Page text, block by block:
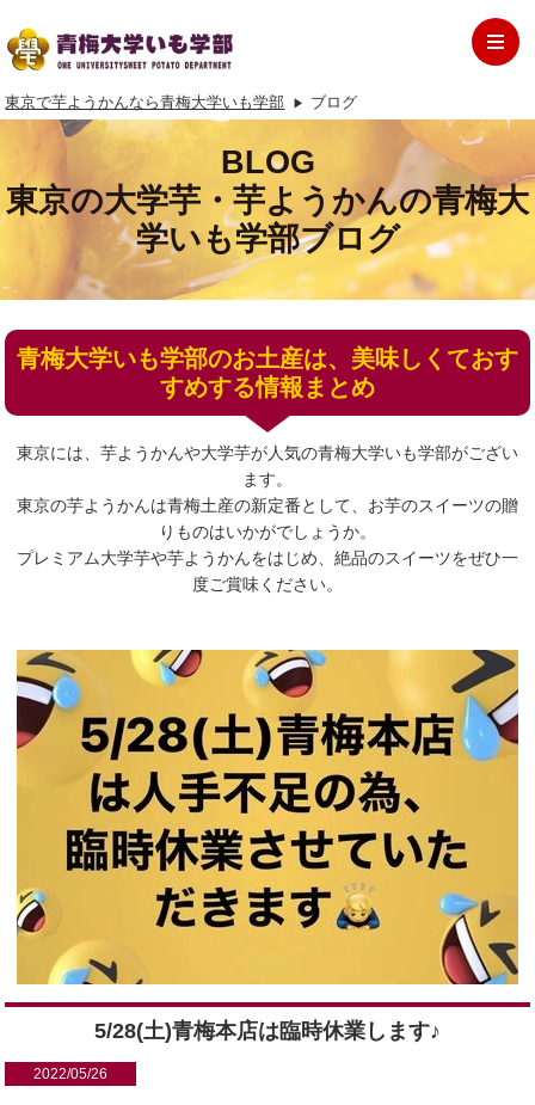
東京で芋ようかんなら青梅大学いも学部 ブログ
BLOG
東京の大学芋・芋ようかんの青梅大
学いも学部ブログ
青梅大学いも学部のお土産は、美味しくておす
すめする情報まとめ
東京には、芋ようかんや大学芋が人気の青梅大学いも学部がござい
ます。
東京の芋ようかんは青梅土産の新定番として、お芋のスイーツの贈
りものはいかがでしょうか。
プレミアム大学芋や芋ようかんをはじめ、絶品のスイーツをぜひ一
度ご賞味ください。
5/28(土)青梅本店は臨時休業します♪
2022/05/26